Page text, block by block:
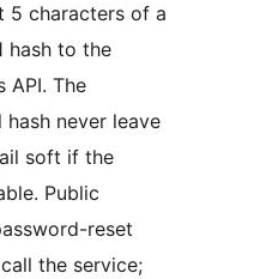
5 characters of a
hash to the
API. The
never leave
soft if the
Public
reset
the service;